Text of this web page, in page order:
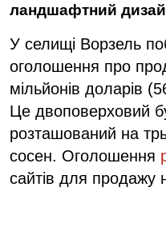
ландшафтний
У селищі Ворзель
оголошення про
мільйонів доларів
Це двоповерховий
розташований на
сосен. Оголошення
сайтів для продажу